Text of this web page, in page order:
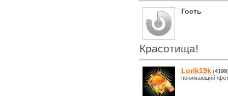
Гость
Красотища!
Lorik19k (4199
понимающий /